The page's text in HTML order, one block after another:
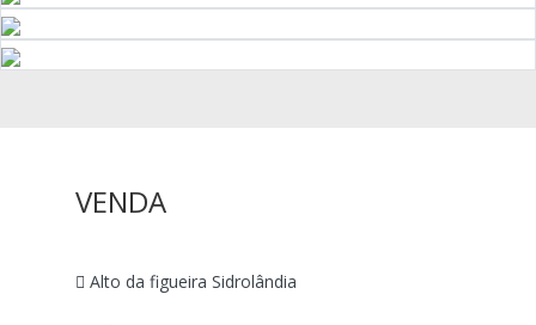
VENDA
Alto da figueira Sidrolândia